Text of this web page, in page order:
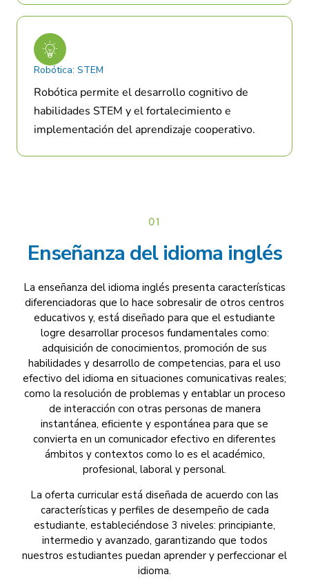
Robótica: STEM
Robótica permite el desarrollo cognitivo de
habilidades STEM y el fortalecimiento e
implementación del aprendizaje cooperativo.
01
Enseñanza del idioma inglés
La enseñanza del idioma inglés presenta características
diferenciadoras que lo hace sobresalir de otros centros
educativos y, está diseñado para que el estudiante
logre desarrollar procesos fundamentales como:
adquisición de conocimientos, promoción de sus
habilidades y desarrollo de competencias, para el uso
efectivo del idioma en situaciones comunicativas reales;
como la resolución de problemas y entablar un proceso
de interacción con otras personas de manera
instantánea, eficiente y espontánea para que se
convierta en un comunicador efectivo en diferentes
ámbitos y contextos como lo es el académico,
profesional, laboral y personal.
La oferta curricular está diseñada de acuerdo con las
características y perfiles de desempeño de cada
estudiante, estableciéndose 3 niveles: principiante,
intermedio y avanzado, garantizando que todos
nuestros estudiantes puedan aprender y perfeccionar el
idioma.